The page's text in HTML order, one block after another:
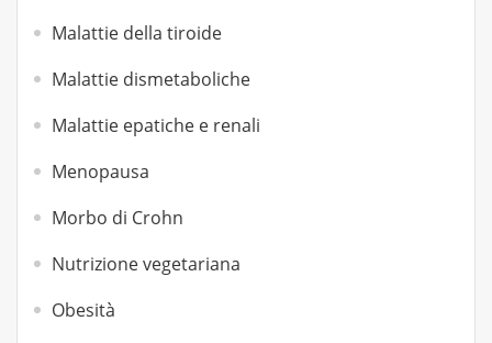
Malattie della tiroide
Malattie dismetaboliche
Malattie epatiche e renali
Menopausa
Morbo di Crohn
Nutrizione vegetariana
Obesità